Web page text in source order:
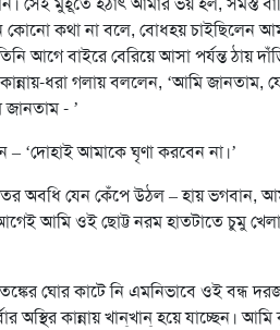
কথা না বলে, বোধহয় চাইছিলেন
আগে বাইরে বেরিয়ে আসা পর্যন্ত ঠায়
ধরা গলায় বললেন, ‘আমি জানতাম,
- ’
– ‘দোহাই আমাকে ঘৃণা করবেন না।’
অবধি যেন কেঁপে উঠল – হায় ভগবান,
আমি ওই ছোট্ট নরম হাতটাতে চুমু
ঘোর কাটে নি এমনিভাবে ওই বন্ধ
অস্থির কান্নায় খান্‌খান্‌ হয়ে যাচ্ছেন।